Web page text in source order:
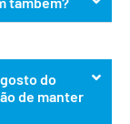
do
de manter